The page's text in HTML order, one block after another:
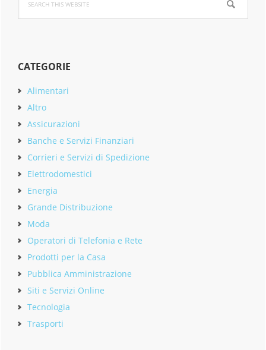
this
website
CATEGORIE
Alimentari
Altro
Assicurazioni
Banche e Servizi Finanziari
Corrieri e Servizi di Spedizione
Elettrodomestici
Energia
Grande Distribuzione
Moda
Operatori di Telefonia e Rete
Prodotti per la Casa
Pubblica Amministrazione
Siti e Servizi Online
Tecnologia
Trasporti